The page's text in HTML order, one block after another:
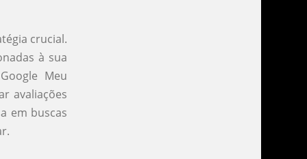
crucial.
à sua
Meu
avaliações
em buscas